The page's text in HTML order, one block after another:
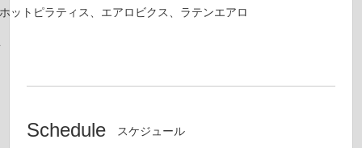
ットピラティス、エアロビクス、ラテンエアロ
Schedule スケジュール